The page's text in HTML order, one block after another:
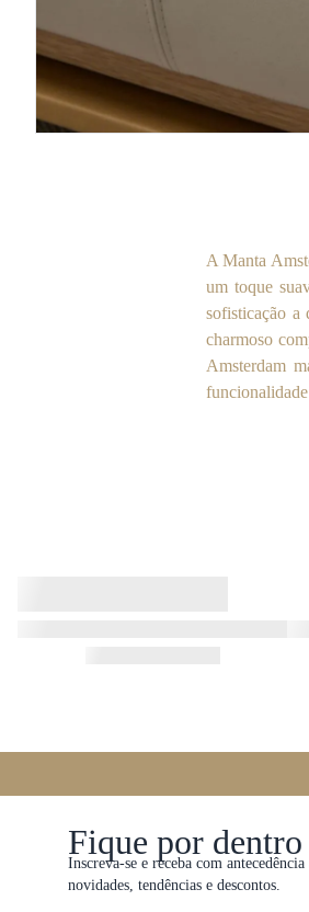
A Manta
um toque
sofisticação a
charmoso
Amsterdam
Fique por dentro
Inscreva-se e receba com
novidades, tendências e descontos.